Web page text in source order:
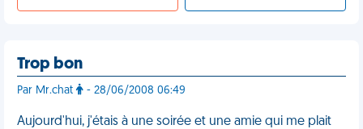
Trop bon
Par Mr.chat - 28/06/2008 06:49
Aujourd'hui, j'étais à une soirée et une amie qui me plait